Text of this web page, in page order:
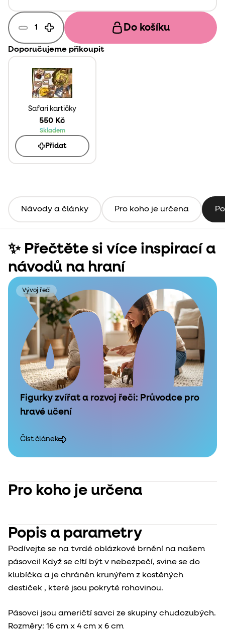
Do košíku
Doporučujeme přikoupit
Safari kartičky
550 Kč
Skladem
Přidat
Návody a články Pro koho je určena
✨ Přečtěte si více inspirací a
návodů na hraní
Vývoj řeči
Figurky zvířat a rozvoj řeči: Průvodce pro
hravé učení
Číst článek
Pro koho je určena
Popis a parametry
Podívejte se na tvrdé oblázkové brnění na našem
pásovci! Když se cítí být v nebezpečí, svine se do
klubíčka a je chráněn krunýřem z kostěných
destiček , které jsou pokryté rohovinou.
Pásovci jsou američtí savci ze skupiny chudozubých.
Rozměry: 16 cm x 4 cm x 6 cm